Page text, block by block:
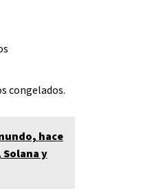
congelados.
hace
y